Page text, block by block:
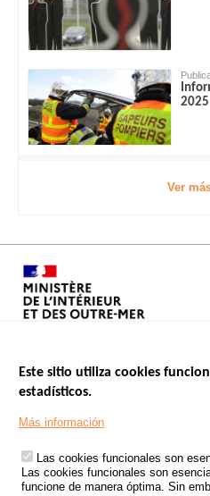
2025
Ver
Footer
TRATAMIENTO DE DATOS
ACCIDENTES DE TRÁFICO
Este sitio utiliza cookies
estadísticos.
Más información
Las cookies funcionales son
Las cookies funcionales son
funcione de manera óptima. Sin